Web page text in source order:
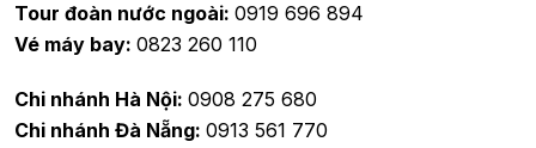
Tour đoàn nước ngoài: 0919 696 894
Vé máy bay: 0823 260 110
Chi nhánh Hà Nội: 0908 275 680
Chi nhánh Đà Nẵng: 0913 561 770